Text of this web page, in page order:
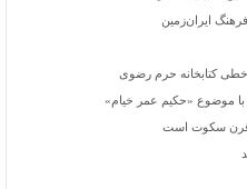
ایران‌زمین
موضوع «حکیم عمر خیام»